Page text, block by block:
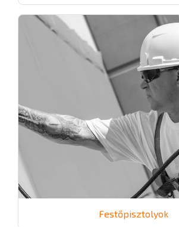
Festőpisztolyok